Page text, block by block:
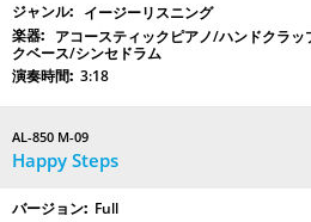
イージーリスニング
アコースティックピアノ/ハンドクラ
クベース/シンセドラム
3:18
AL-850 M-09
Happy Steps
Full